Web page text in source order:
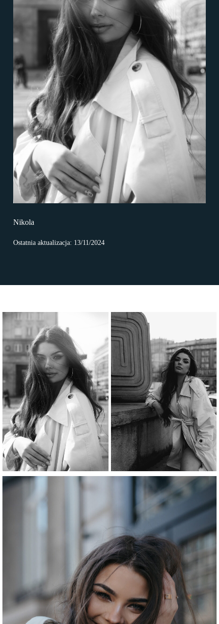
Nikola
Ostatnia aktualizacja: 13/11/2024